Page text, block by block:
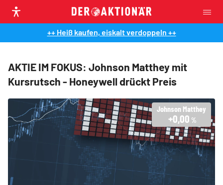
++ Heiß kaufen, eiskalt verdoppeln ++
AKTIE IM FOKUS: Johnson Matthey mit
Kursrutsch - Honeywell drückt Preis
Johnson Matthey
+0,00 %